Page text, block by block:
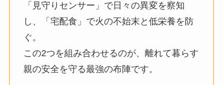
「見守りセンサー」で日々の異変を察知
し、「宅配食」で火の不始末と低栄養を防
ぐ。
この2つを組み合わせるのが、離れて暮らす
親の安全を守る最強の布陣です。